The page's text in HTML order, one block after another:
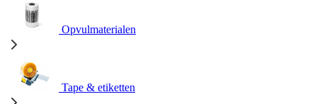
Opvulmaterialen
Tape & etiketten